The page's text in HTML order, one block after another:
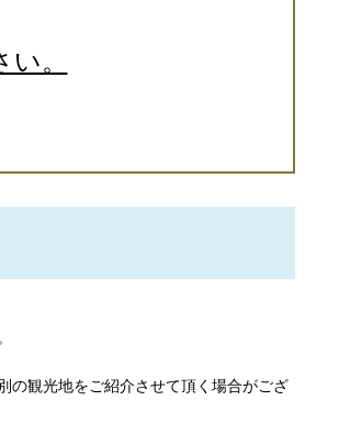
。
の観光地をご紹介させて頂く場合がござ